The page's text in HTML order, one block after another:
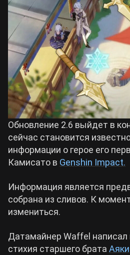
Crimson Desert
Zenless Zone Zero
Kingdom Come:
Path of Exile 2
Wuthering Waves
Roblox
Hogwarts Legacy
Cyberpunk 2077
Билды Arknights: Endfield
Билды Wuthering Waves
Билды Cyberpunk 2077
Билды Path of Exile 2
Обновление 2.6 выйдет в
сейчас становится
информации о герое его
Камисато в Genshin Impact.
Информация является
собрана из сливов. К
измениться.
Датамайнер Waffel написал
стихия старшего брата Аяки